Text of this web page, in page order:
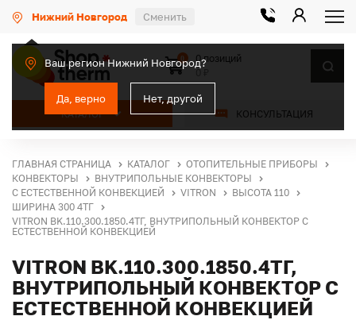
Нижний Новгород Сменить
Ваш регион Нижний Новгород?
Да, верно Нет, другой
КАТАЛОГ КОНСУЛЬТАЦИЯ
0
0 позиций
ГЛАВНАЯ СТРАНИЦА КАТАЛОГ
ОТОПИТЕЛЬНЫЕ ПРИБОРЫ
КОНВЕКТОРЫ
ВНУТРИПОЛЬНЫЕ КОНВЕКТОРЫ
С ЕСТЕСТВЕННОЙ КОНВЕКЦИЕЙ
VITRON
ВЫСОТА 110
ШИРИНА 300 4ТГ
VITRON BK.110.300.1850.4ТГ, ВНУТРИПОЛЬНЫЙ КОНВЕКТОР С
ЕСТЕСТВЕННОЙ КОНВЕКЦИЕЙ
VITRON BK.110.300.1850.4ТГ,
ВНУТРИПОЛЬНЫЙ КОНВЕКТОР С
ЕСТЕСТВЕННОЙ КОНВЕКЦИЕЙ